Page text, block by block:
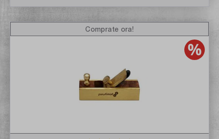
Comprate ora!